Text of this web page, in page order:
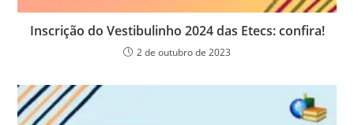
Inscrição do Vestibulinho 2024 das Etecs: confira!
2 de outubro de 2023